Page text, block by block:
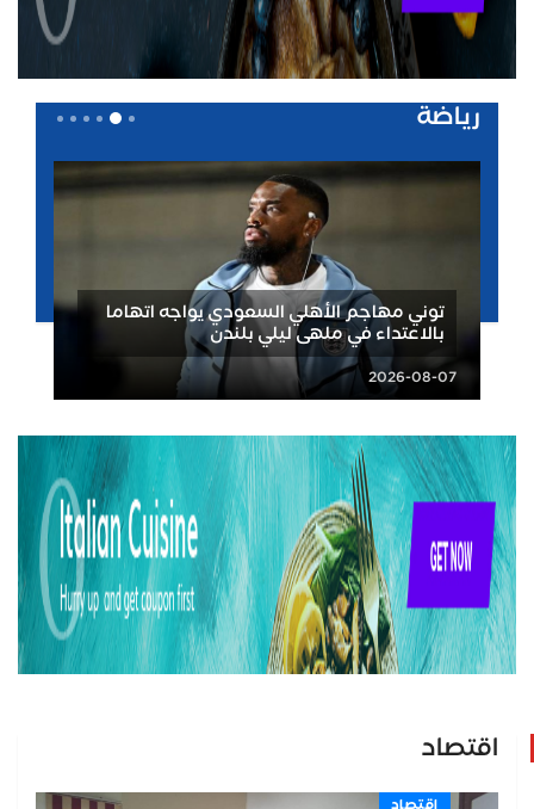
رياضة
توني مهاجم الأهلي السعودي يواجه اتهاما
بالاعتداء في ملهى ليلي بلندن
2026-08-07
اقتصاد
اقتصاد